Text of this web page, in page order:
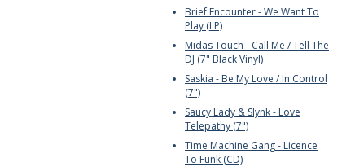
Brief Encounter - We Want To
Play (LP)
Midas Touch - Call Me / Tell The
DJ (7" Black Vinyl)
Saskia - Be My Love / In Control
(7")
Saucy Lady & Slynk - Love
Telepathy (7")
Time Machine Gang - Licence
To Funk (CD)